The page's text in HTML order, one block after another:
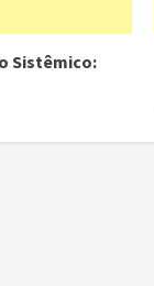
Sistêmico: